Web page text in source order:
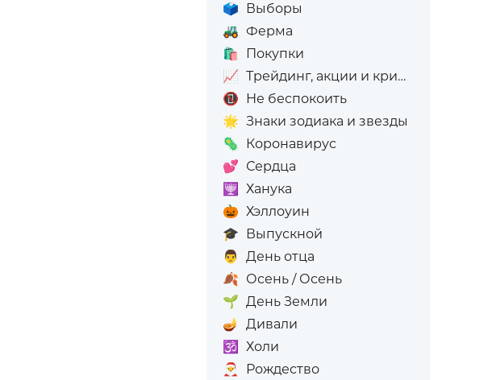
🗳️ Выборы
🚜 Ферма
🛍️
Покупки
📈 Трейдинг, акции и криптовалюта
📵 Не беспокоить
🌟 Знаки зодиака и звезды
🦠 Коронавирус
💕 Сердца
🕎
Ханука
🎃 Хэллоуин
🎓 Выпускной
👨 День отца
🍂 Осень / Осень
🌱 День Земли
🪔 Дивали
🕉️
Холи
🎅
Рождество